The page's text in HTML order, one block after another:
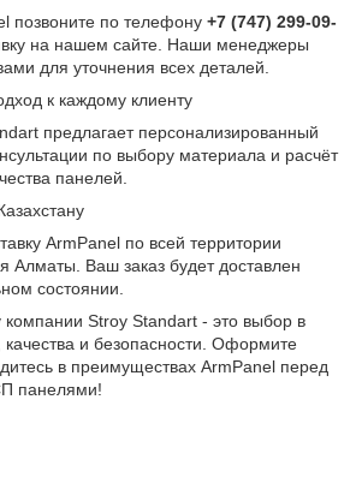
позвоните по телефону +7 (747) 299-09-
на нашем сайте. Наши менеджеры
для уточнения всех деталей.
к каждому клиенту
предлагает персонализированный
по выбору материала и расчёт
панелей.
ArmPanel по всей территории
Алматы. Ваш заказ будет доставлен
состоянии.
компании Stroy Standart - это выбор в
качества и безопасности. Оформите
в преимуществах ArmPanel перед
панелями!